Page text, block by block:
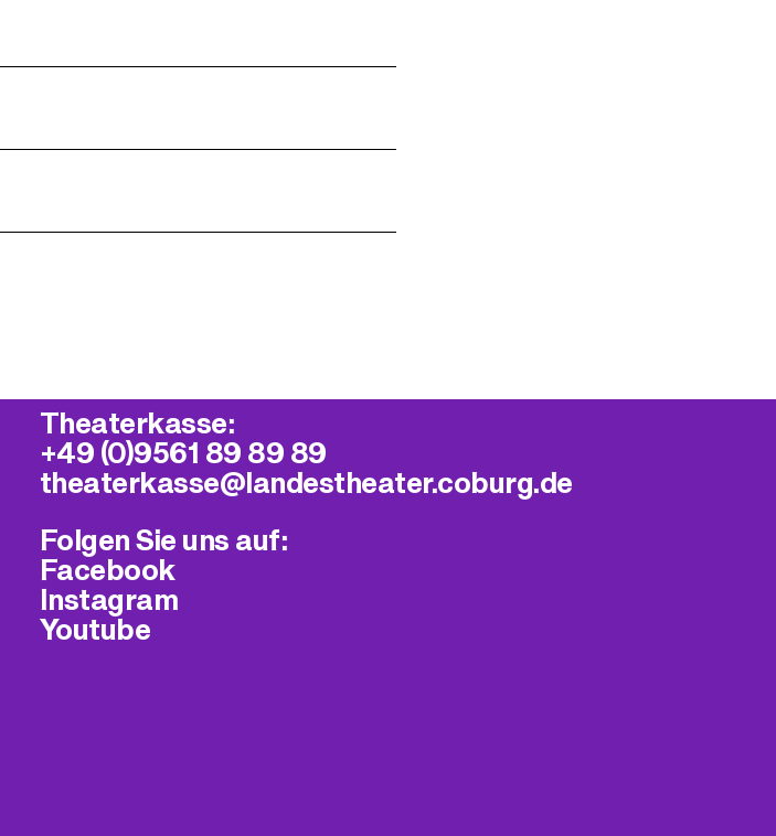
Theaterkasse:
+49 (0)9561 89 89 89
theaterkasse@​landestheater.coburg.de
Folgen Sie uns auf:
Facebook
Instagram
Youtube